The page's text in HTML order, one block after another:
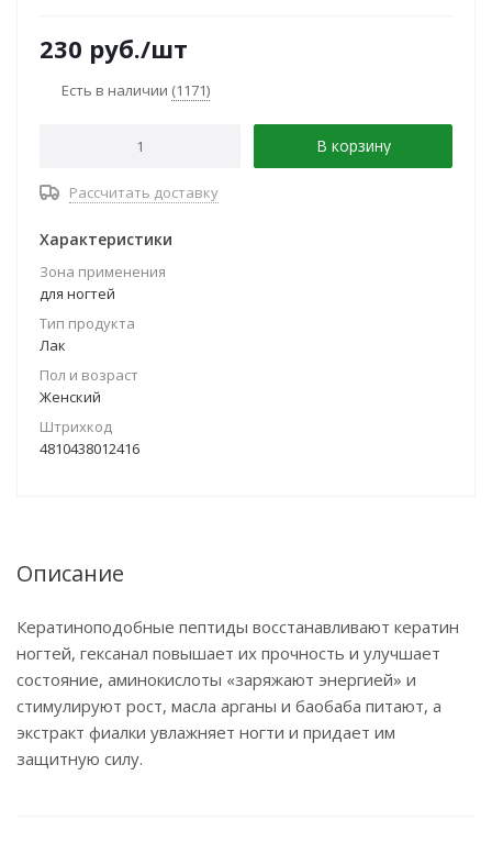
230 руб./шт
Есть в наличии (1171)
В корзину
Рассчитать доставку
Характеристики
Зона применения
для ногтей
Тип продукта
Лак
Пол и возраст
Женский
Штрихкод
4810438012416
Описание
Кератиноподобные пептиды восстанавливают кератин
ногтей, гексанал повышает их прочность и улучшает
состояние, аминокислоты «заряжают энергией» и
стимулируют рост, масла арганы и баобаба питают, а
экстракт фиалки увлажняет ногти и придает им
защитную силу.